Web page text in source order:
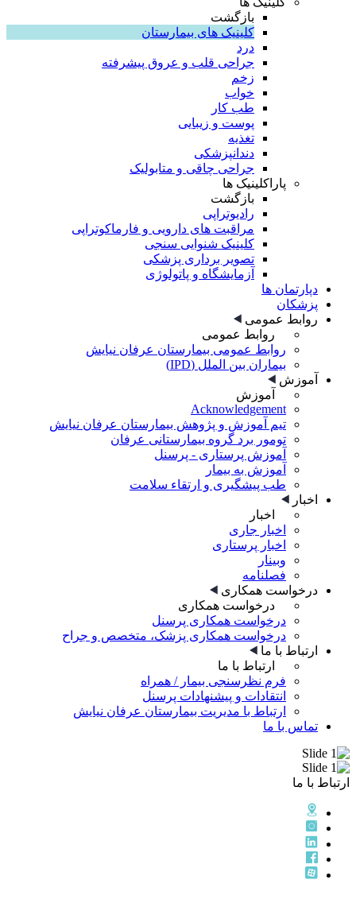
بازگشت
کلینیک های بیمارستان
درد
جراحی قلب و عروق پیشرفته
زخم
خواب
طب کار
پوست و زیبایی
تغذیه
دندانپزشکی
جراحی چاقی و متابولیک
پاراکلینیک ها
بازگشت
رادیوتراپی
مراقبت های دارویی و فارماکوتراپی
کلینیک شنوایی سنجی
تصویر برداری پزشکی
آزمایشگاه و پاتولوژی
دپارتمان ها
پزشکان
روابط عمومی
روابط عمومی
روابط عمومی بیمارستان عرفان نیایش
بیماران بین الملل (IPD)
آموزش
آموزش
Acknowledgement
تیم آموزش و پژوهش بیمارستان عرفان نیایش
تومور برد گروه بیمارستانی عرفان
آموزش پرستاری - پرسنل
آموزش به بیمار
طب پیشگیری و ارتقاء سلامت
اخبار
اخبار
اخبار جاری
اخبار پرستاری
وبینار
فصلنامه
درخواست همکاری
درخواست همکاری
درخواست همکاری پرسنل
درخواست همکاری پزشک، متخصص و جراح
ارتباط با ما
ارتباط با ما
فرم نظرسنجی بیمار / همراه
انتقادات و پیشنهادات پرسنل
ارتباط با مدیریت بیمارستان عرفان نیایش
تماس با ما
ارتباط با ما